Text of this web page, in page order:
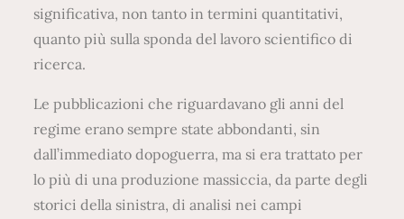
significativa, non tanto in termini quantitativi,
quanto più sulla sponda del lavoro scientifico di
ricerca.
Le pubblicazioni che riguardavano gli anni del
regime erano sempre state abbondanti, sin
dall’immediato dopoguerra, ma si era trattato per
lo più di una produzione massiccia, da parte degli
storici della sinistra, di analisi nei campi